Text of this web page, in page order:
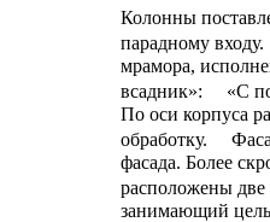
Колонны
парадному
мрамора,
всадник»: «С
По оси корпуса
обработку.
фасада. Более
расположены
занимающий